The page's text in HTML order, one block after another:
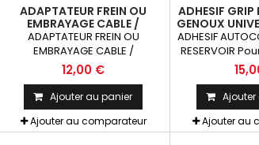
ADAPTATEUR FREIN OU
EMBRAYAGE CABLE /
HYDRAULIQUE POUR LEVIERS
ALU RACING COMP. PAZZO
TITAX CHAFT PUIG RIZOMA
X1
ADAPTATEUR FREIN OU
EMBRAYAGE CABLE /
HYDRAULIQUE POUR LEVIERS
ALU RACING COMPATIBLE
PAZZO TITAX CHAFT PUIG
RIZOMA 1 pièce
12,00 €
Ajouter au panier
Ajouter au comparateur
ADHESIF GRIP
GENOUX
ADHESIF
RESERVOIR
STOMPGRIP
Ajouter au